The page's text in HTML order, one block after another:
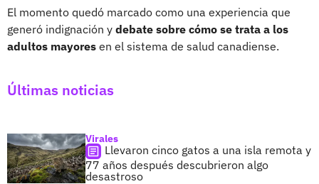
El momento quedó marcado como una experiencia que
generó indignación y debate sobre cómo se trata a los
adultos mayores en el sistema de salud canadiense.
Últimas noticias
Virales
Llevaron cinco gatos a una isla remota y
77 años después descubrieron algo
desastroso